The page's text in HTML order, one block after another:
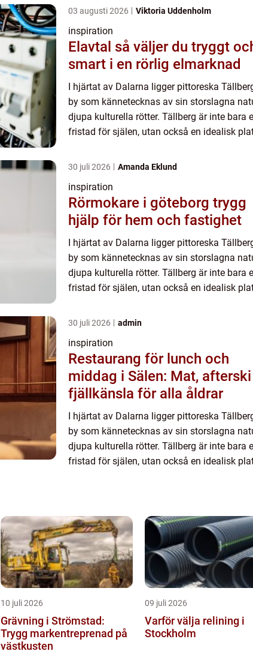
03 augusti 2026 Viktoria Uddenholm
inspiration
Elavtal så väljer du tryggt och
smart i en rörlig elmarknad
I hjärtat av Dalarna ligger pittoreska
by som kännetecknas av sin storslagna
djupa kulturella rötter. Tällberg är inte bara
fristad för själen, utan också en idealisk
30 juli 2026 Amanda Eklund
inspiration
Rörmokare i göteborg trygg
hjälp för hem och fastighet
I hjärtat av Dalarna ligger pittoreska
by som kännetecknas av sin storslagna
djupa kulturella rötter. Tällberg är inte bara
fristad för själen, utan också en idealisk
30 juli 2026 admin
inspiration
Restaurang för lunch och
middag i Sälen: Mat,
fjällkänsla för alla åldrar
I hjärtat av Dalarna ligger pittoreska
by som kännetecknas av sin storslagna
djupa kulturella rötter. Tällberg är inte bara
fristad för själen, utan också en idealisk
10 juli 2026
Grävning i Strömstad:
Trygg markentreprenad på
västkusten
09 juli 2026
Varför välja relining i
Stockholm